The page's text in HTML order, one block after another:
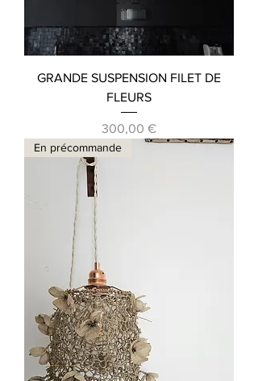
GRANDE SUSPENSION FILET DE
FLEURS
Prix
300,00 €
En précommande